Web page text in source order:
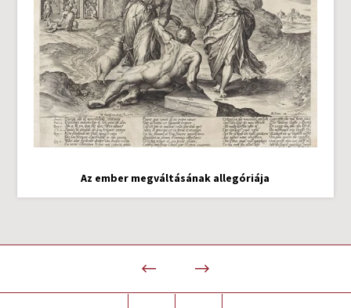
Az ember megváltásának allegóriája